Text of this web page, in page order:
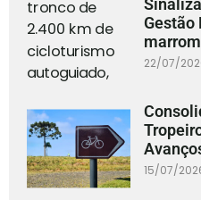
Gestão
22/07/
15/07/